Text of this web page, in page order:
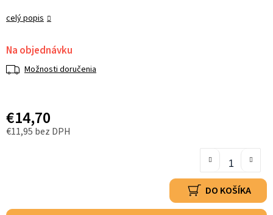
celý popis
Na objednávku
Možnosti doručenia
€14,70
€11,95 bez DPH
DO KOŠÍKA